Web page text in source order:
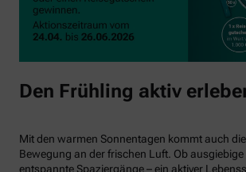
Den Frühling aktiv
Mit den warmen Sonnentagen kommt auch
Bewegung an der frischen Luft. Ob
entspannte Spaziergänge – ein aktiver